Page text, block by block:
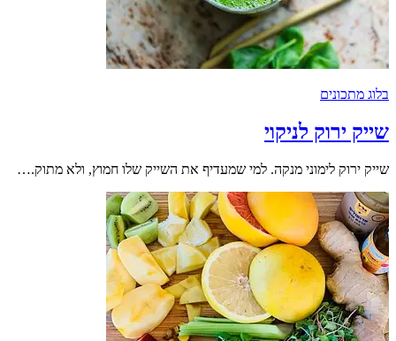
בלוג מתכונים
שייק ירוק לניקוי
שייק ירוק לימוני מנקה. למי שמעדיף את השייק שלו חמוץ, ולא מתוק.…